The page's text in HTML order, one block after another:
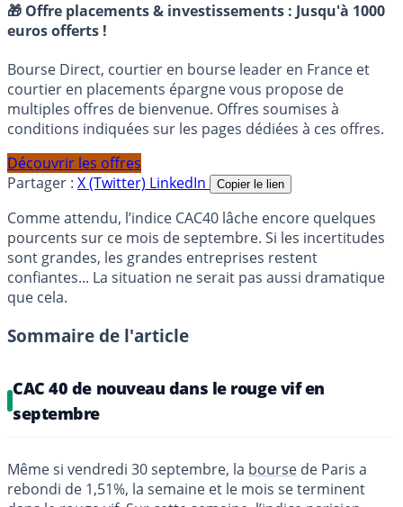
🎁 Offre placements & investissements : Jusqu'à 1000
euros offerts !
Bourse Direct, courtier en bourse leader en France et
courtier en placements épargne vous propose de
multiples offres de bienvenue. Offres soumises à
conditions indiquées sur les pages dédiées à ces offres.
Découvrir les offres
Partager : X (Twitter) LinkedIn Copier le lien
Comme attendu, l’indice CAC40 lâche encore quelques
pourcents sur ce mois de septembre. Si les incertitudes
sont grandes, les grandes entreprises restent
confiantes... La situation ne serait pas aussi dramatique
que cela.
Sommaire de l'article
CAC 40 de nouveau dans le rouge vif en
septembre
Même si vendredi 30 septembre, la bourse de Paris a
rebondi de 1,51%, la semaine et le mois se terminent